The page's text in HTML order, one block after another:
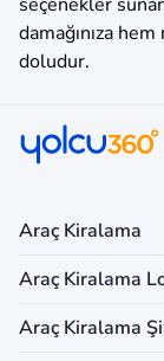
damağınıza
doludur.
Araç Kiralama
Araç Kiralama
Araç Kiralama